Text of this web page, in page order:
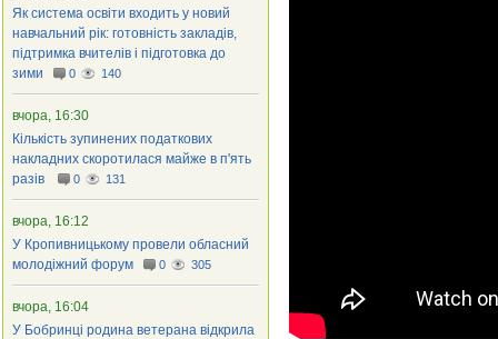
Як система освіти входить у новий
навчальний рік: готовність закладів,
підтримка вчителів і підготовка до
зими
0 140
вчора, 16:30
Кількість зупинених податкових
накладних скоротилася майже в п'ять
разів
0 131
вчора, 16:12
У Кропивницькому провели обласний
молодіжний форум
0 305
вчора, 16:04
У Бобринці родина ветерана відкрила